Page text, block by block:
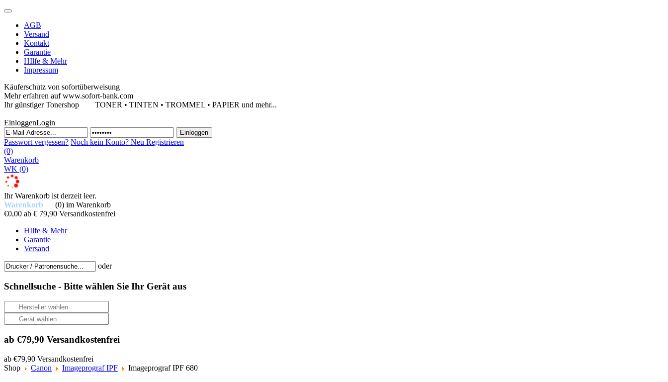
AGB
Versand
Kontakt
Garantie
HIlfe & Mehr
Impressum
Käuferschutz von sofortüberweisung
Mehr erfahren auf www.sofort-bank.com
Ihr günstiger Tonershop TONER • TINTEN • TROMMEL • PAPIER und mehr...
EinloggenLogin
Passwort vergessen? Noch kein Konto? Neu Registrieren
(0)
Warenkorb
WK (0)
Ihr Warenkorb ist derzeit leer.
Warenkorb
(0) im Warenkorb
€0,00 ab € 79,90 Versandkostenfrei
HIlfe & Mehr
Garantie
Versand
oder
Schnellsuche - Bitte wählen Sie Ihr Gerät aus
ab €79,90 Versandkostenfrei
ab €79,90 Versandkostenfrei
Shop
Canon Imageprograf IPF Imageprograf IPF 680